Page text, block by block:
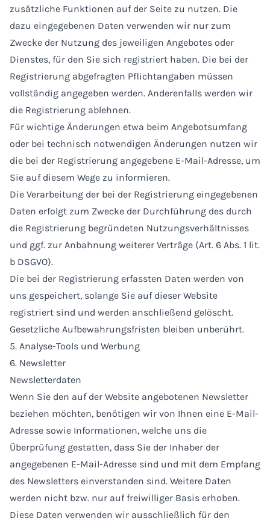
zusätzliche Funktionen auf der Seite zu nutzen. Die
dazu eingegebenen Daten verwenden wir nur zum
Zwecke der Nutzung des jeweiligen Angebotes oder
Dienstes, für den Sie sich registriert haben. Die bei der
Registrierung abgefragten Pflichtangaben müssen
vollständig angegeben werden. Anderenfalls werden wir
die Registrierung ablehnen.
Für wichtige Änderungen etwa beim Angebotsumfang
oder bei technisch notwendigen Änderungen nutzen wir
die bei der Registrierung angegebene E-Mail-Adresse, um
Sie auf diesem Wege zu informieren.
Die Verarbeitung der bei der Registrierung eingegebenen
Daten erfolgt zum Zwecke der Durchführung des durch
die Registrierung begründeten Nutzungsverhältnisses
und ggf. zur Anbahnung weiterer Verträge (Art. 6 Abs. 1 lit.
b DSGVO).
Die bei der Registrierung erfassten Daten werden von
uns gespeichert, solange Sie auf dieser Website
registriert sind und werden anschließend gelöscht.
Gesetzliche Aufbewahrungsfristen bleiben unberührt.
5. Analyse-Tools und Werbung
6. Newsletter
Newsletterdaten
Wenn Sie den auf der Website angebotenen Newsletter
beziehen möchten, benötigen wir von Ihnen eine E-Mail-
Adresse sowie Informationen, welche uns die
Überprüfung gestatten, dass Sie der Inhaber der
angegebenen E-Mail-Adresse sind und mit dem Empfang
des Newsletters einverstanden sind. Weitere Daten
werden nicht bzw. nur auf freiwilliger Basis erhoben.
Diese Daten verwenden wir ausschließlich für den